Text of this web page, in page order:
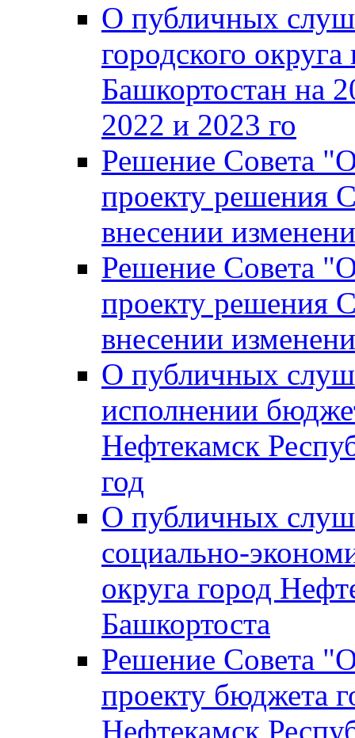
О публичных
городского
Башкортостан на
2022 и 2023 го
Решение Совета
проекту решения
внесении
Решение Совета
проекту решения
внесении
О публичных
исполнении
Нефтекамск
год
О публичных
социально-
округа город
Башкортоста
Решение Совета
проекту бюджета
Нефтекамск